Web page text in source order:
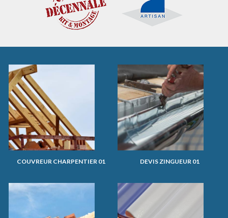
COUVREUR CHARPENTIER 01 DEVIS ZINGUEUR 01